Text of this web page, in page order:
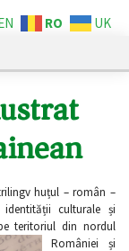
RO UK
huțul – român –
identității culturale și
teritoriul din nordul
României și